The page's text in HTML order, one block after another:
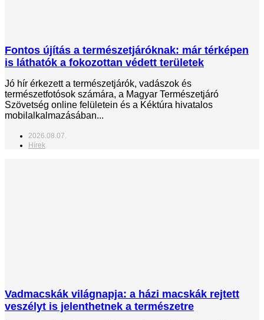
Fontos újítás a természetjáróknak: már térképen
is láthatók a fokozottan védett területek
Jó hír érkezett a természetjárók, vadászok és
természetfotósok számára, a Magyar Természetjáró
Szövetség online felületein és a Kéktúra hivatalos
mobilalkalmazásában...
2026.08.07.
Hírek
Vadmacskák világnapja: a házi macskák rejtett
veszélyt is jelenthetnek a természetre